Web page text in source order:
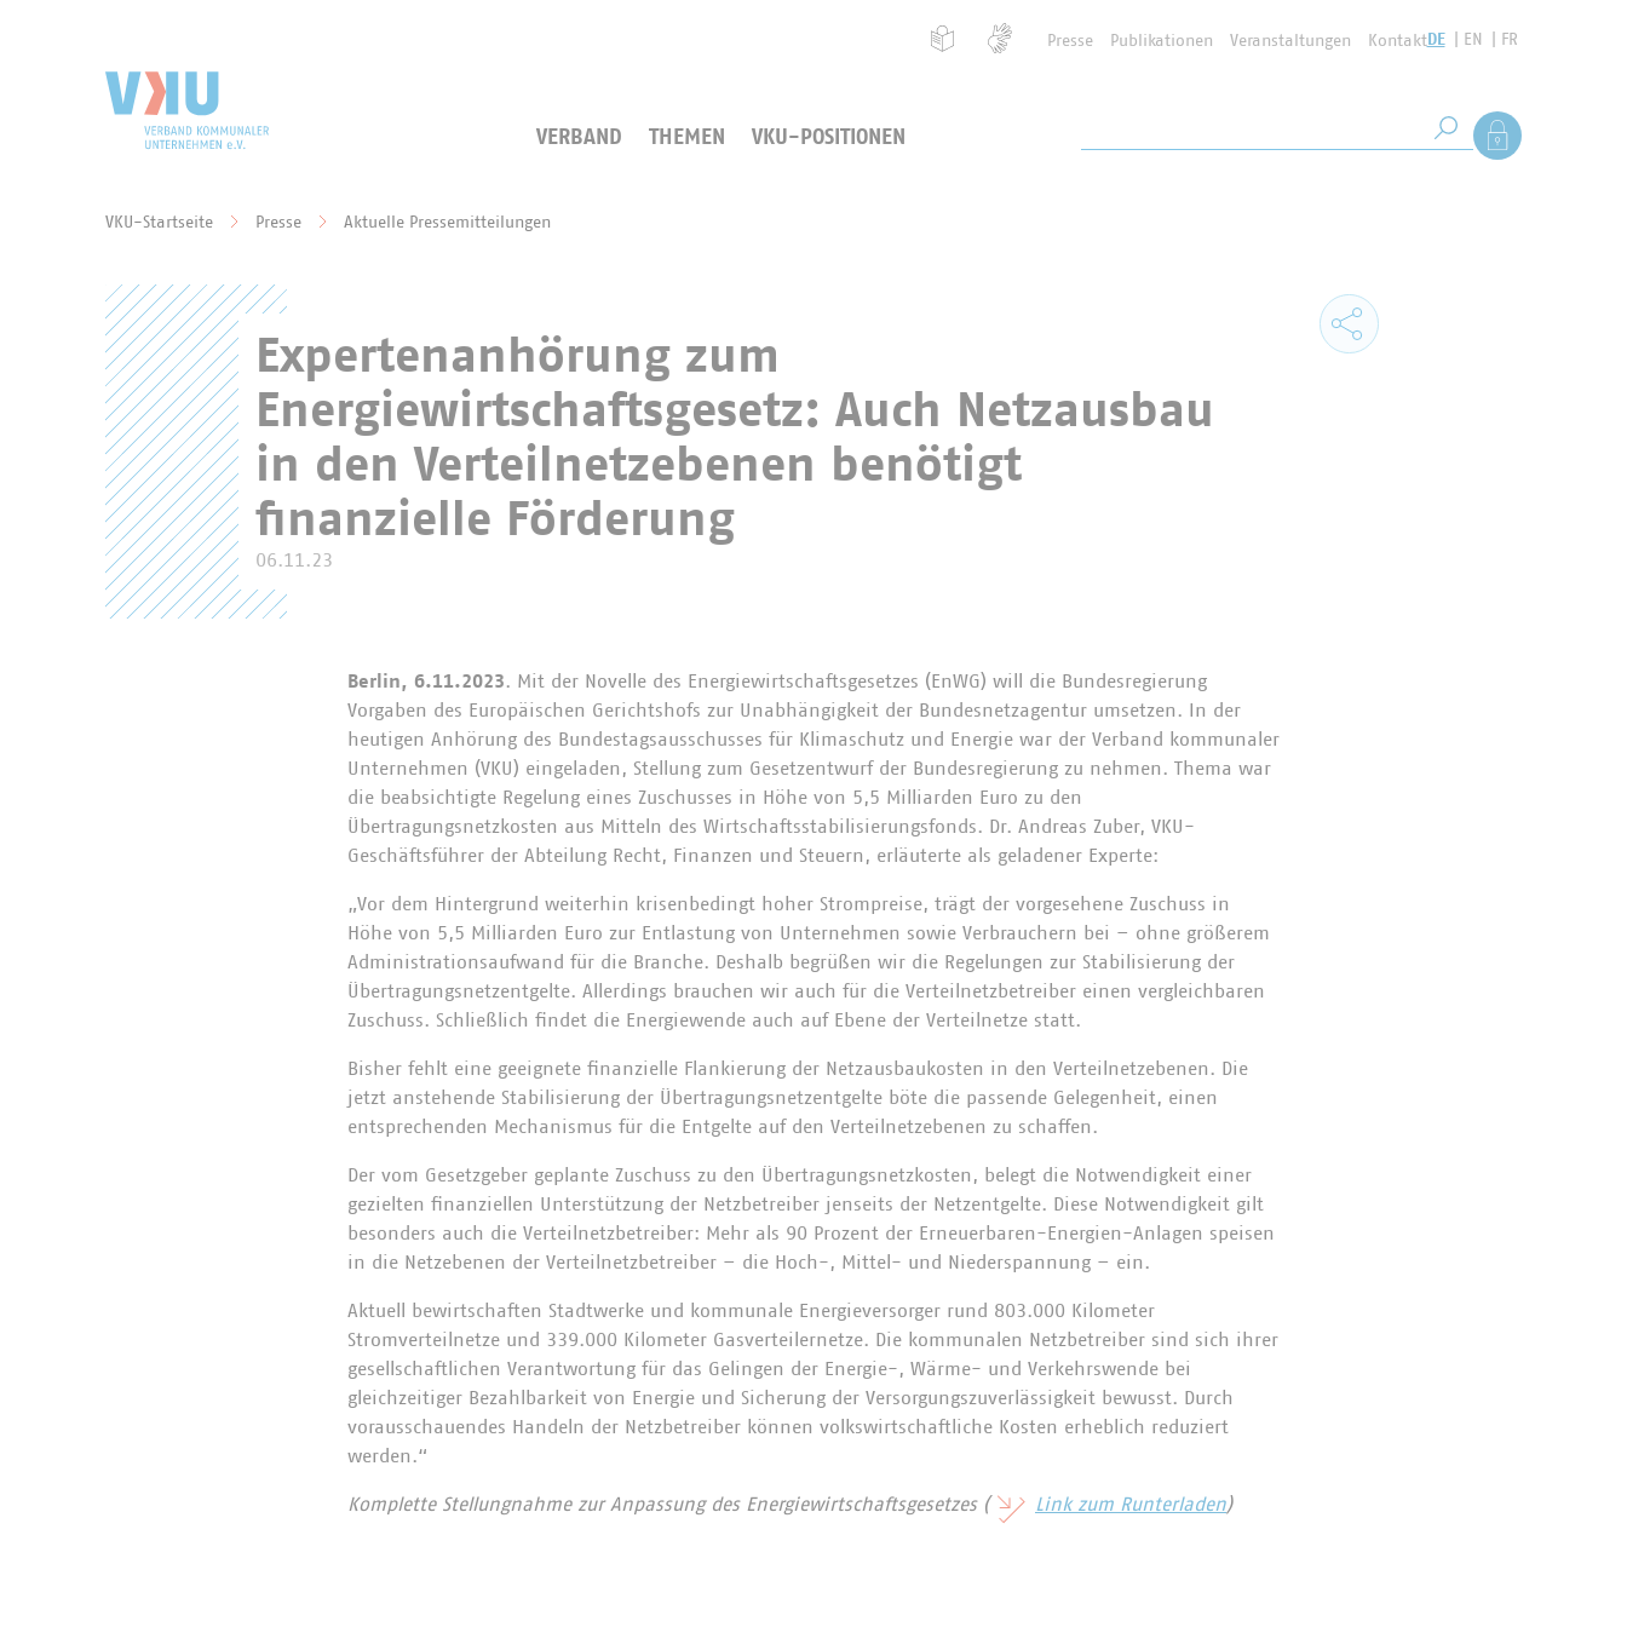
Presse Publikationen Veranstaltungen KontaktDE EN FR
VERBAND THEMEN VKU-POSITIONEN Suche starten
Als Mitglied
VKU-Startseite Presse Aktuelle Pressemitteilungen
Expertenanhörung zum
Energiewirtschaftsgesetz: Auch Netzausbau
in den Verteilnetzebenen benötigt
finanzielle Förderung
06.11.23
Berlin, 6.11.2023. Mit der Novelle des Energiewirtschaftsgesetzes (EnWG) will die Bundesregierung
Vorgaben des Europäischen Gerichtshofs zur Unabhängigkeit der Bundesnetzagentur umsetzen. In der
heutigen Anhörung des Bundestagsausschusses für Klimaschutz und Energie war der Verband kommunaler
Unternehmen (VKU) eingeladen, Stellung zum Gesetzentwurf der Bundesregierung zu nehmen. Thema war
die beabsichtigte Regelung eines Zuschusses in Höhe von 5,5 Milliarden Euro zu den
Übertragungsnetzkosten aus Mitteln des Wirtschaftsstabilisierungsfonds. Dr. Andreas Zuber, VKU-
Geschäftsführer der Abteilung Recht, Finanzen und Steuern, erläuterte als geladener Experte:
„Vor dem Hintergrund weiterhin krisenbedingt hoher Strompreise, trägt der vorgesehene Zuschuss in
Höhe von 5,5 Milliarden Euro zur Entlastung von Unternehmen sowie Verbrauchern bei – ohne größerem
Administrationsaufwand für die Branche. Deshalb begrüßen wir die Regelungen zur Stabilisierung der
Übertragungsnetzentgelte. Allerdings brauchen wir auch für die Verteilnetzbetreiber einen vergleichbaren
Zuschuss. Schließlich findet die Energiewende auch auf Ebene der Verteilnetze statt.
Bisher fehlt eine geeignete finanzielle Flankierung der Netzausbaukosten in den Verteilnetzebenen. Die
jetzt anstehende Stabilisierung der Übertragungsnetzentgelte böte die passende Gelegenheit, einen
entsprechenden Mechanismus für die Entgelte auf den Verteilnetzebenen zu schaffen.
Der vom Gesetzgeber geplante Zuschuss zu den Übertragungsnetzkosten, belegt die Notwendigkeit einer
gezielten finanziellen Unterstützung der Netzbetreiber jenseits der Netzentgelte. Diese Notwendigkeit gilt
besonders auch die Verteilnetzbetreiber: Mehr als 90 Prozent der Erneuerbaren-Energien-Anlagen speisen
in die Netzebenen der Verteilnetzbetreiber – die Hoch-, Mittel- und Niederspannung – ein.
Aktuell bewirtschaften Stadtwerke und kommunale Energieversorger rund 803.000 Kilometer
Stromverteilnetze und 339.000 Kilometer Gasverteilernetze. Die kommunalen Netzbetreiber sind sich ihrer
gesellschaftlichen Verantwortung für das Gelingen der Energie-, Wärme- und Verkehrswende bei
gleichzeitiger Bezahlbarkeit von Energie und Sicherung der Versorgungszuverlässigkeit bewusst. Durch
vorausschauendes Handeln der Netzbetreiber können volkswirtschaftliche Kosten erheblich reduziert
werden.“
Komplette Stellungnahme zur Anpassung des Energiewirtschaftsgesetzes ( Link zum Runterladen)